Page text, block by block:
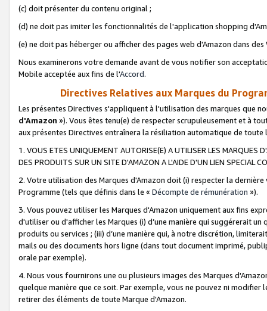
(c) doit présenter du contenu original ;
(d) ne doit pas imiter les fonctionnalités de l'application shopping
(e) ne doit pas héberger ou afficher des pages web d'Amazon dans
Nous examinerons votre demande avant de vous notifier son
Mobile acceptée aux fins de l'Accord.
Directives Relatives aux Marques du
Les présentes Directives s'appliquent à l'utilisation des marques que
d'Amazon »). Vous êtes tenu(e) de respecter scrupuleusement et à
aux présentes Directives entraînera la résiliation automatique de
1. VOUS ETES UNIQUEMENT AUTORISE(E) A UTILISER LES MARQUES
DES PRODUITS SUR UN SITE D'AMAZON A L'AIDE D'UN LIEN SPECIAL
2. Votre utilisation des Marques d'Amazon doit (i) respecter la
Programme (tels que définis dans le « Décompte de rémunération »).
3. Vous pouvez utiliser les Marques d'Amazon uniquement aux fins
d'utiliser ou d'afficher les Marques (i) d’une manière qui suggérerait
produits ou services ; (iii) d’une manière qui, à notre discrétion,
mails ou des documents hors ligne (dans tout document imprimé,
orale par exemple).
4. Nous vous fournirons une ou plusieurs images des Marques
quelque manière que ce soit. Par exemple, vous ne pouvez ni
retirer des éléments de toute Marque d'Amazon.